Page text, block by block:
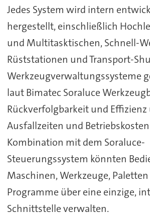
Jedes System wird intern
hergestellt, einschließlich
und Multitasktischen, Schnell-
Rüststationen und Transport-
Werkzeugverwaltungssysteme
laut Bimatec Soraluce
Rückverfolgbarkeit und
Ausfallzeiten und
Kombination mit dem Soraluce-
Steuerungssystem könnten
Maschinen, Werkzeuge,
Programme über eine einzige,
Schnittstelle verwalten.